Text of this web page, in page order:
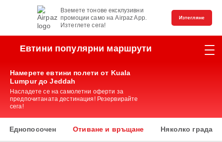
Вземете тонове ексклузивни
промоции само на Airpaz App.
Изтеглете сега!
Изтегляне
Евтини популярни маршрути
Намерете евтини полети от Kuala
Lumpur до Jeddah
Насладете се на самолетни оферти за
предпочитаната дестинация! Резервирайте
сега!
Еднопосочен Отиване и връщане Няколко града